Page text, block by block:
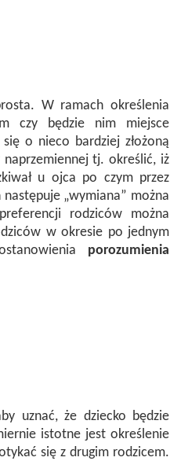
W ramach określenia
czy będzie nim miejsce
o nieco bardziej złożoną
tj. określić, iż
u ojca po czym przez
„wymiana” można
rodziców można
w okresie po jednym
porozumienia
uznać, że dziecko będzie
istotne jest określenie
się z drugim rodzicem.